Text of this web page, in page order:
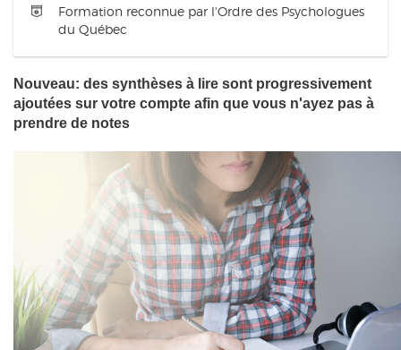
Formation reconnue par l'Ordre des Psychologues
du Québec
Nouveau: des synthèses à lire sont progressivement
ajoutées sur votre compte afin que vous n'ayez pas à
prendre de notes